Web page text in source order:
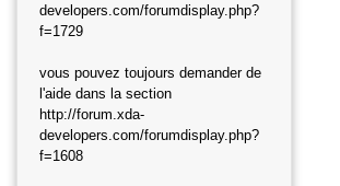
developers.com/forumdisplay.php?
f=1729
vous pouvez toujours demander de
l'aide dans la section
http://forum.xda-
developers.com/forumdisplay.php?
f=1608